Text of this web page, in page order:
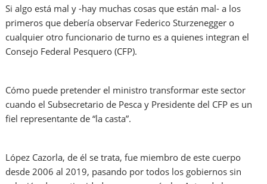
Si algo está mal y -hay muchas cosas que están mal- a los
primeros que debería observar Federico Sturzenegger o
cualquier otro funcionario de turno es a quienes integran el
Consejo Federal Pesquero (CFP).
Cómo puede pretender el ministro transformar este sector
cuando el Subsecretario de Pesca y Presidente del CFP es un
fiel representante de “la casta”.
López Cazorla, de él se trata, fue miembro de este cuerpo
desde 2006 al 2019, pasando por todos los gobiernos sin